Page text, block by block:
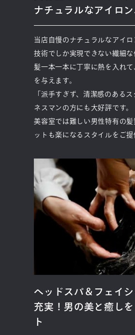
ナチュラルなアイロン
当店自慢のナチュラルなアイ
技術でしか実現できない繊細な
髪一本一本に丁寧に熱を入れ
を与えます。
「派手すぎず、清潔感のある
ネスマンの方にも大好評です。
美容室では難しい男性特有の
ットも楽になるスタイルをご提
ヘッドスパ＆フェイ
充実！男の美と癒し
ト